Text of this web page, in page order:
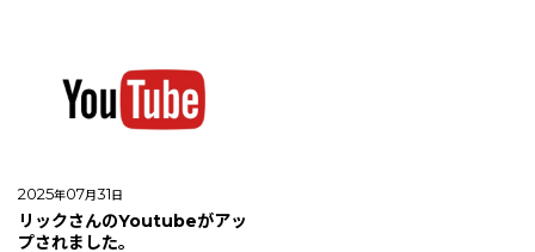
2025年07月31 日
リックさんのYoutubeがアッ
プされました。